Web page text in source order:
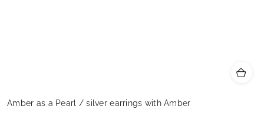
Amber as a Pearl / silver earrings with Amber